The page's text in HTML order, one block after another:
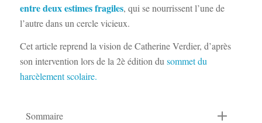
entre deux estimes fragiles, qui se nourrissent l’une de
l’autre dans un cercle vicieux.
Cet article reprend la vision de Catherine Verdier, d’après
son intervention lors de la 2è édition dusommet du
harcèlement scolaire.
Sommaire